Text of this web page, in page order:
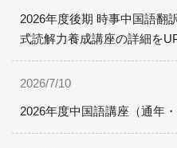
2026年度後期 時事中国語翻
式読解力養成講座の詳細を
2026/7/10
2026年度中国語講座（通年